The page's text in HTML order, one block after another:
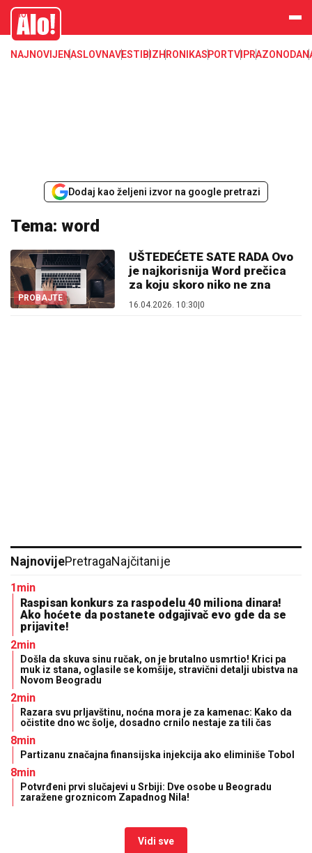
Alo
NAJNOVIJENASLOVNAVESTI BIZHRONIKASPORTVIPRAZONODA
Dodaj kao željeni izvor na google pretrazi
Tema: word
PROBAJTE
UŠTEDEĆETE SATE RADA Ovo
je najkorisnija Word prečica
za koju skoro niko ne zna
16.04.2026. 10:30 0
NajnovijePretragaNajčitanije
1min
Raspisan konkurs za raspodelu 40 miliona dinara!
Ako hoćete da postanete odgajivač evo gde da se
prijavite!
2min
Došla da skuva sinu ručak, on je brutalno usmrtio! Krici pa
muk iz stana, oglasile se komšije, stravični detalji ubistva na
Novom Beogradu
2min
Razara svu prljavštinu, noćna mora je za kamenac: Kako da
očistite dno wc šolje, dosadno crnilo nestaje za tili čas
8min
Partizanu značajna finansijska injekcija ako eliminiše Tobol
8min
Potvrđeni prvi slučajevi u Srbiji: Dve osobe u Beogradu
zaražene groznicom Zapadnog Nila!
Vidi sve